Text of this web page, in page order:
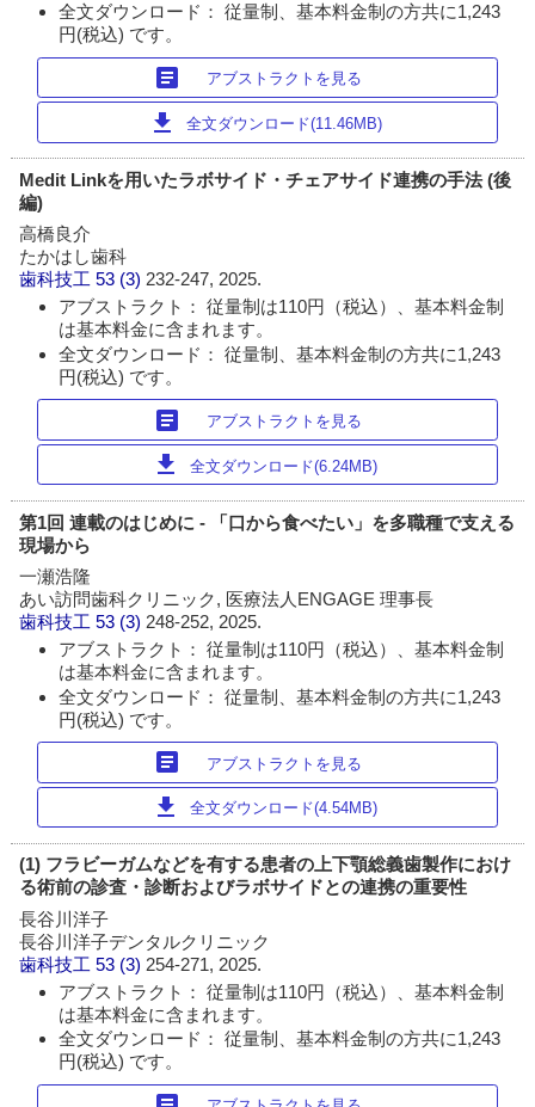
全文ダウンロード： 従量制、基本料金制の方共に1,243
円(税込) です。
article アブストラクトを見る
download 全文ダウンロード(11.46MB)
Medit Linkを用いたラボサイド・チェアサイド連携の手法 (後
編)
高橋良介
たかはし歯科
歯科技工 53 (3) 232-247, 2025.
アブストラクト： 従量制は110円（税込）、基本料金制
は基本料金に含まれます。
全文ダウンロード： 従量制、基本料金制の方共に1,243
円(税込) です。
article アブストラクトを見る
download 全文ダウンロード(6.24MB)
第1回 連載のはじめに - 「口から食べたい」を多職種で支える
現場から
一瀬浩隆
あい訪問歯科クリニック, 医療法人ENGAGE 理事長
歯科技工 53 (3) 248-252, 2025.
アブストラクト： 従量制は110円（税込）、基本料金制
は基本料金に含まれます。
全文ダウンロード： 従量制、基本料金制の方共に1,243
円(税込) です。
article アブストラクトを見る
download 全文ダウンロード(4.54MB)
(1) フラビーガムなどを有する患者の上下顎総義歯製作におけ
る術前の診査・診断およびラボサイドとの連携の重要性
長谷川洋子
長谷川洋子デンタルクリニック
歯科技工 53 (3) 254-271, 2025.
アブストラクト： 従量制は110円（税込）、基本料金制
は基本料金に含まれます。
全文ダウンロード： 従量制、基本料金制の方共に1,243
円(税込) です。